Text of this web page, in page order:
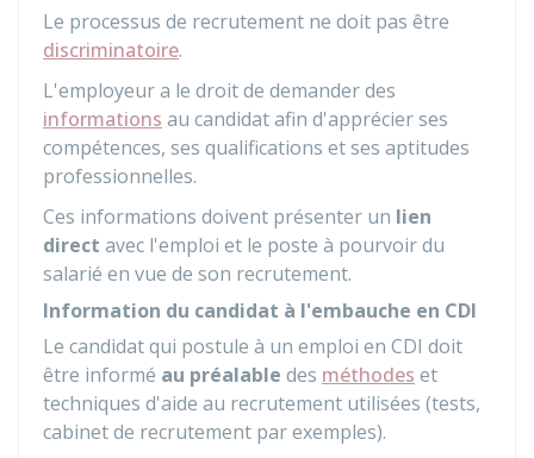
Le processus de recrutement ne doit pas être
discriminatoire.
L'employeur a le droit de demander des
informations au candidat afin d'apprécier ses
compétences, ses qualifications et ses aptitudes
professionnelles.
Ces informations doivent présenter un lien
direct avec l'emploi et le poste à pourvoir du
salarié en vue de son recrutement.
Information du candidat à l'embauche en CDI
Le candidat qui postule à un emploi en CDI doit
être informé au préalable des méthodes et
techniques d'aide au recrutement utilisées (tests,
cabinet de recrutement par exemples).